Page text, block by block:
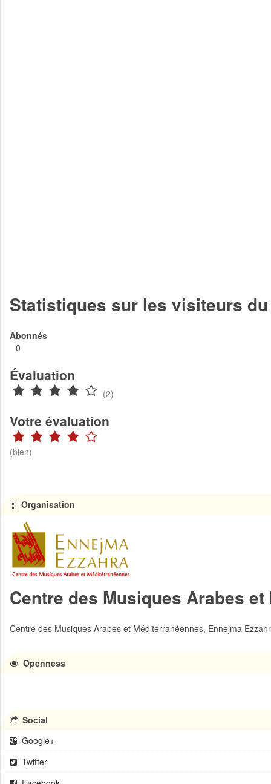
Statistiques sur les visiteurs
Abonnés
0
Évaluation
(2)
Votre évaluation
(bien)
Organisation
Centre des Musiques Arabes
Centre des Musiques Arabes et Méditerranéennes, Ennejma
Openness
Social
Google+
Twitter